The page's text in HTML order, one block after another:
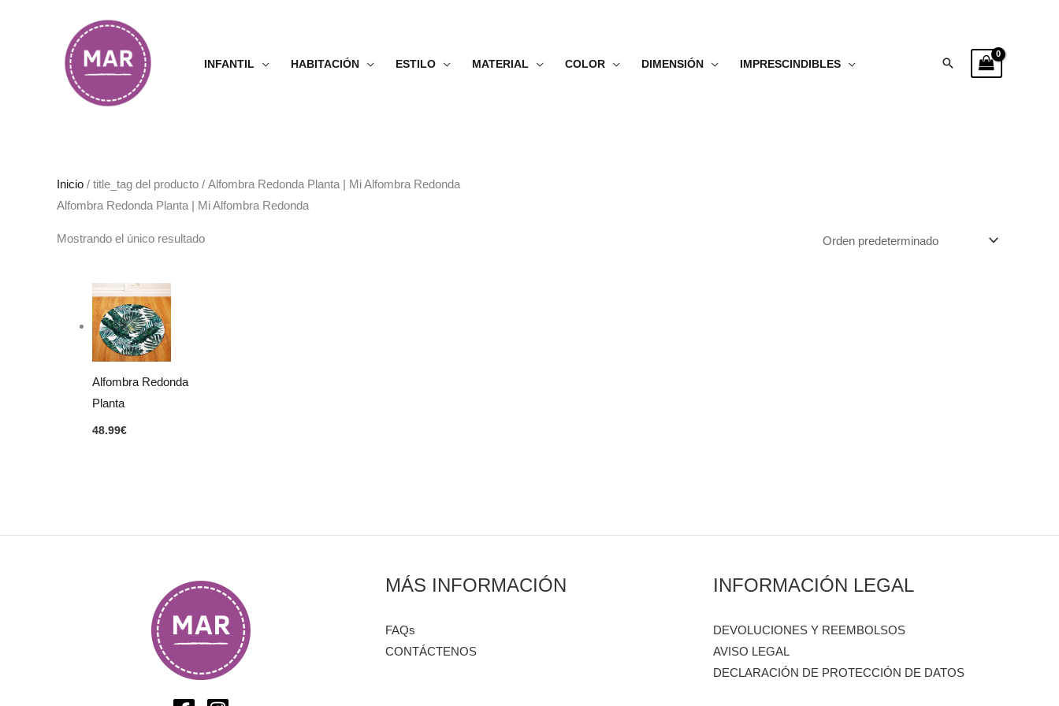
INFANTIL HABITACIÓN ESTILO MATERIAL COLOR DIMENSIÓN IMPRESCINDIBLES Buscar
Inicio / title_tag del producto / Alfombra Redonda Planta | Mi Alfombra Redonda
Alfombra Redonda Planta | Mi Alfombra Redonda
Mostrando el único resultado
Alfombra Redonda
Planta
48.99€
MÁS INFORMACIÓN
FAQs
CONTÁCTENOS
INFORMACIÓN LEGAL
DEVOLUCIONES Y REEMBOLSOS
AVISO LEGAL
DECLARACIÓN DE PROTECCIÓN DE DATOS